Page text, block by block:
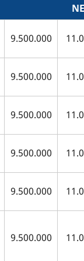
9.500.000
9.500.000
9.500.000
9.500.000
9.500.000
9.500.000